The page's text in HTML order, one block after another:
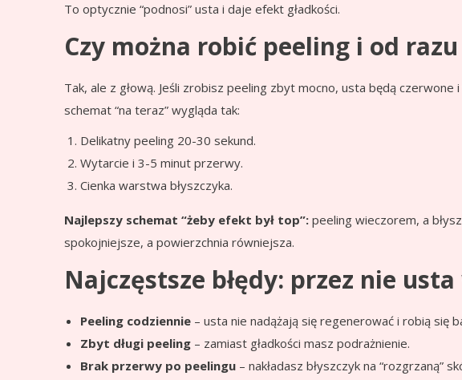
To optycznie “podnosi” usta i daje efekt gładkości.
Czy można robić peeling i od razu
Tak, ale z głową. Jeśli zrobisz peeling zbyt mocno, usta będą
schemat “na teraz” wygląda tak:
Delikatny peeling 20-30 sekund.
Wytarcie i 3-5 minut przerwy.
Cienka warstwa błyszczyka.
Najlepszy schemat “żeby efekt był top”: peeling wieczorem, a
spokojniejsze, a powierzchnia równiejsza.
Najczęstsze błędy: przez nie
Peeling codziennie – usta nie nadążają się regenerować i robią się
Zbyt długi peeling – zamiast gładkości masz podrażnienie.
Brak przerwy po peelingu – nakładasz błyszczyk na “rozgrzaną”